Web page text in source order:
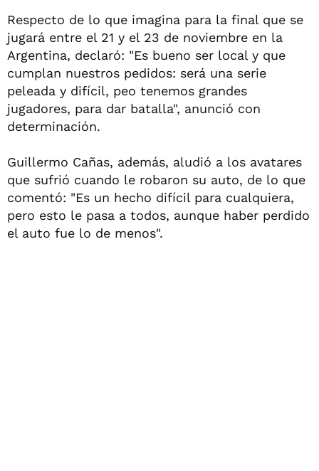
Respecto de lo que imagina para la final que se
jugará entre el 21 y el 23 de noviembre en la
Argentina, declaró: "Es bueno ser local y que
cumplan nuestros pedidos: será una serie
peleada y difícil, peo tenemos grandes
jugadores, para dar batalla", anunció con
determinación.
Guillermo Cañas, además, aludió a los avatares
que sufrió cuando le robaron su auto, de lo que
comentó: "Es un hecho difícil para cualquiera,
pero esto le pasa a todos, aunque haber perdido
el auto fue lo de menos".